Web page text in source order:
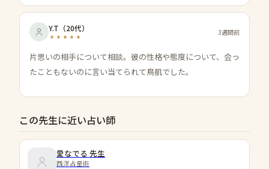
Y.T （20代） 3週間前
片思いの相手について相談。彼の性格や態度について、会っ
たこともないのに言い当てられて鳥肌でした。
この先生に近い占い師
愛なでる 先生
西洋占星術